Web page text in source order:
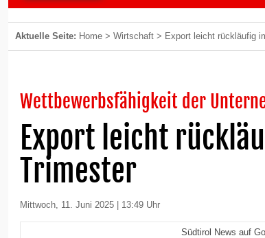
Aktuelle Seite: Home > Wirtschaft > Export leicht rückläufig
Wettbewerbsfähigkeit der
Export leicht
Trimester
Mittwoch, 11. Juni 2025 | 13:49 Uhr
Südtirol News auf